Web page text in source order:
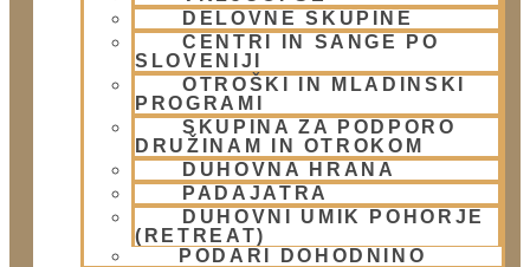
DELOVNE SKUPINE
CENTRI IN SANGE PO
SLOVENIJI
OTROŠKI IN MLADINSKI
PROGRAMI
SKUPINA ZA PODPORO
DRUŽINAM IN OTROKOM
DUHOVNA HRANA
PADAJATRA
DUHOVNI UMIK POHORJE
(RETREAT)
PODARI DOHODNINO
Klikni gumb spodaj.
Doniraj